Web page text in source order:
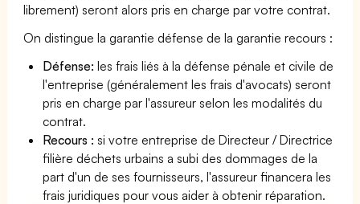
librement) seront alors pris en charge par votre contrat.
On distingue la garantie défense de la garantie recours :
Défense: les frais liés à la défense pénale et civile de
l'entreprise (généralement les frais d'avocats) seront
pris en charge par l'assureur selon les modalités du
contrat.
Recours : si votre entreprise de Directeur / Directrice
filière déchets urbains a subi des dommages de la
part d'un de ses fournisseurs, l'assureur financera les
frais juridiques pour vous aider à obtenir réparation.